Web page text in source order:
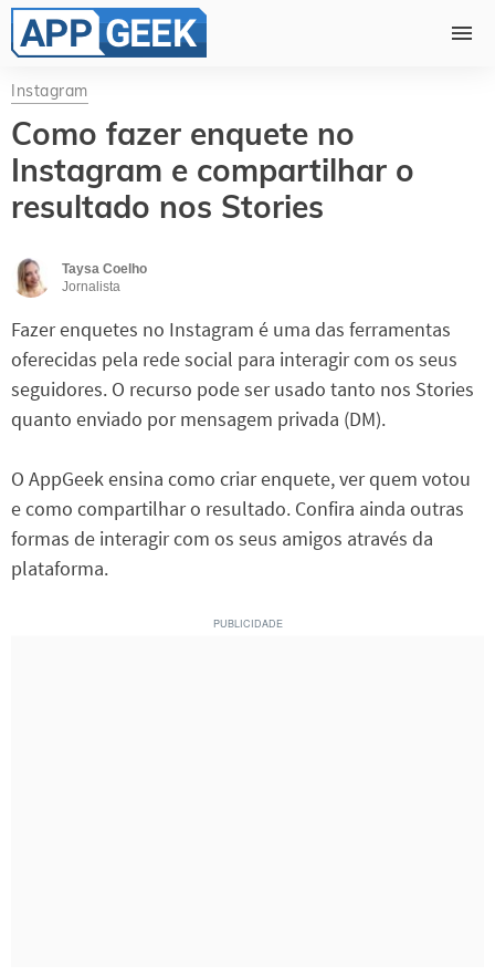
Instagram
Como fazer enquete no
Instagram e compartilhar o
resultado nos Stories
Taysa Coelho
Jornalista
Fazer enquetes no Instagram é uma das ferramentas
oferecidas pela rede social para interagir com os seus
seguidores. O recurso pode ser usado tanto nos Stories
quanto enviado por mensagem privada (DM).
O AppGeek ensina como criar enquete, ver quem votou
e como compartilhar o resultado. Confira ainda outras
formas de interagir com os seus amigos através da
plataforma.